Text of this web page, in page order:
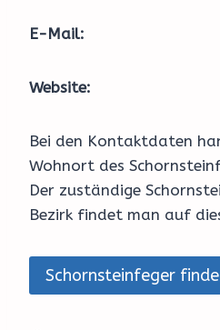
E-Mail:
Website:
Bei den Kontaktdaten
Wohnort des
Der zuständige
Bezirk findet man auf
Schornsteinfeger